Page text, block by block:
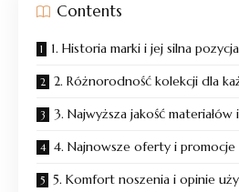
Contents
1. Historia marki i jej silna
2. Różnorodność kolekcji dla
3. Najwyższa jakość materiałów
4. Najnowsze oferty i promocje
5. Komfort noszenia i opinie